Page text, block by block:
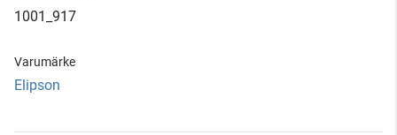
1001_917
Varumärke
Elipson